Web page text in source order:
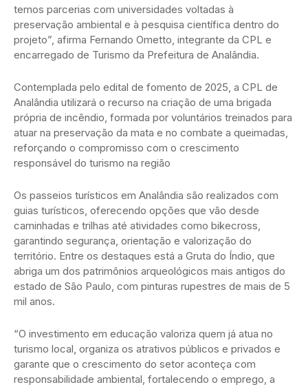
temos parcerias com universidades voltadas à
preservação ambiental e à pesquisa científica dentro do
projeto”, afirma Fernando Ometto, integrante da CPL e
encarregado de Turismo da Prefeitura de Analândia.
Contemplada pelo edital de fomento de 2025, a CPL de
Analândia utilizará o recurso na criação de uma brigada
própria de incêndio, formada por voluntários treinados para
atuar na preservação da mata e no combate a queimadas,
reforçando o compromisso com o crescimento
responsável do turismo na região
Os passeios turísticos em Analândia são realizados com
guias turísticos, oferecendo opções que vão desde
caminhadas e trilhas até atividades como bikecross,
garantindo segurança, orientação e valorização do
território. Entre os destaques está a Gruta do Índio, que
abriga um dos patrimônios arqueológicos mais antigos do
estado de São Paulo, com pinturas rupestres de mais de 5
mil anos.
“O investimento em educação valoriza quem já atua no
turismo local, organiza os atrativos públicos e privados e
garante que o crescimento do setor aconteça com
responsabilidade ambiental, fortalecendo o emprego, a